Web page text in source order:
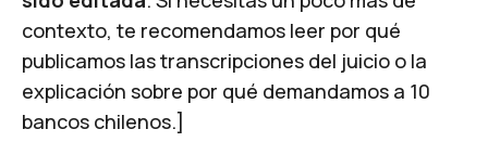
contexto, te recomendamos leer por qué
publicamos las transcripciones del juicio o la
explicación sobre por qué demandamos a 10
bancos chilenos.]